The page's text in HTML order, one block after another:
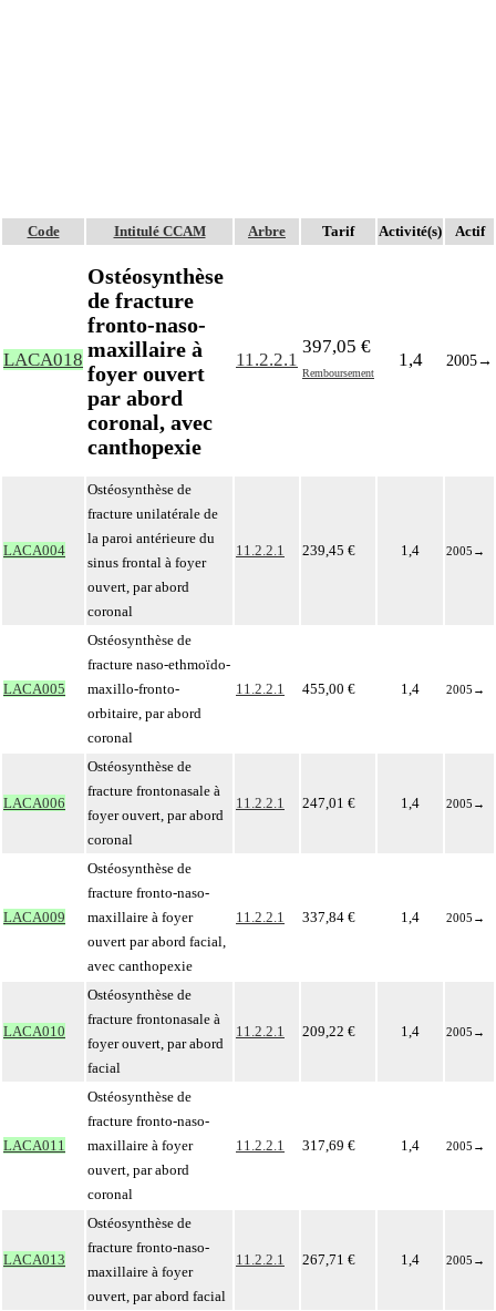
Code Intitulé CCAM Arbre Tarif Activité(s) Actif
LACA018
Ostéosynthèse
de fracture
fronto-naso-
maxillaire à
foyer ouvert
par abord
coronal, avec
canthopexie
11.2.2.1
397,05 €
Remboursement
1,4 2005→
LACA004
Ostéosynthèse de
fracture unilatérale de
la paroi antérieure du
sinus frontal à foyer
ouvert, par abord
coronal
11.2.2.1 239,45 € 1,4 2005 →
LACA005
Ostéosynthèse de
fracture naso-ethmoïdo-
maxillo-fronto-
orbitaire, par abord
coronal
11.2.2.1 455,00 € 1,4 2005 →
LACA006
Ostéosynthèse de
fracture frontonasale à
foyer ouvert, par abord
coronal
11.2.2.1 247,01 € 1,4 2005 →
LACA009
Ostéosynthèse de
fracture fronto-naso-
maxillaire à foyer
ouvert par abord facial,
avec canthopexie
11.2.2.1 337,84 € 1,4 2005 →
LACA010
Ostéosynthèse de
fracture frontonasale à
foyer ouvert, par abord
facial
11.2.2.1 209,22 € 1,4 2005 →
LACA011
Ostéosynthèse de
fracture fronto-naso-
maxillaire à foyer
ouvert, par abord
coronal
11.2.2.1 317,69 € 1,4 2005 →
LACA013
Ostéosynthèse de
fracture fronto-naso-
maxillaire à foyer
ouvert, par abord facial
11.2.2.1 267,71 € 1,4 2005 →